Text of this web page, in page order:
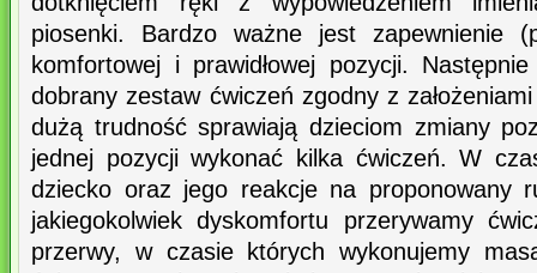
piosenki. Bardzo ważne jest zapewnienie
komfortowej i prawidłowej pozycji.
dobrany zestaw ćwiczeń zgodny z
dużą trudność sprawiają dzieciom zmiany
jednej pozycji wykonać kilka ćwiczeń. W
dziecko oraz jego reakcje na proponowany
jakiegokolwiek dyskomfortu przerywamy
przerwy, w czasie których wykonujemy